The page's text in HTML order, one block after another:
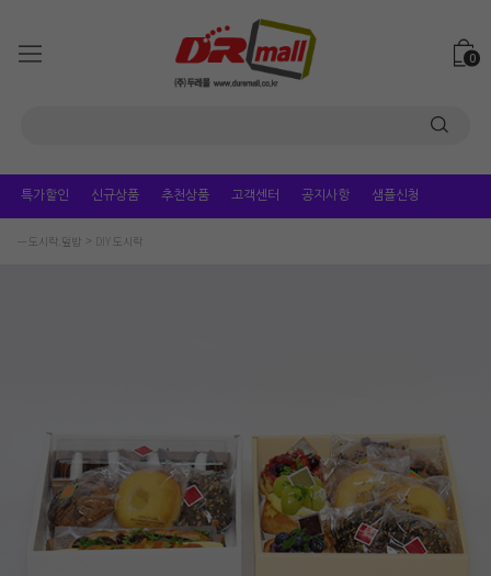
0
특가할인 신규상품 추천상품 고객센터 공지사항 샘플신청
ㅡ 도시락.덮밥 DIY 도시락